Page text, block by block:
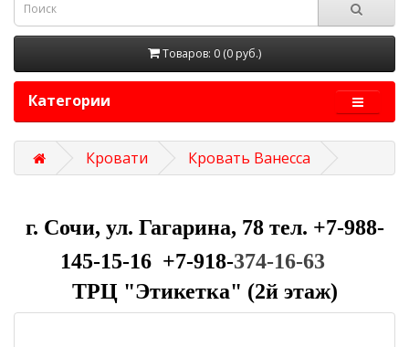
Товаров: 0 (0 руб.)
Категории
Кровати Кровать Ванесса
г. Сочи, ул. Гагарина, 78 тел. +7-988-
145-15-16 +7-918-374-16-63
ТРЦ "Этикетка" (2й этаж)